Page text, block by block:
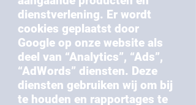
dienstverlening. Er wordt
cookies geplaatst door
Google op onze website als
deel van “Analytics”, “Ads”,
“AdWords” diensten. Deze
diensten gebruiken wij om bij
te houden en rapportages te